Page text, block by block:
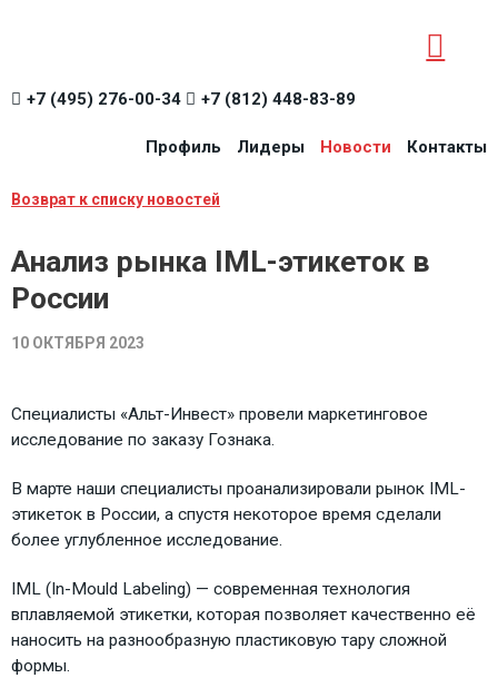
+7 (495) 276-00-34 +7 (812) 448-83-89
Профиль Лидеры Новости Контакты
Возврат к списку новостей
Анализ рынка IML-этикеток в
России
10 ОКТЯБРЯ 2023
Специалисты «Альт-Инвест» провели маркетинговое
исследование по заказу Гознака.
В марте наши специалисты проанализировали рынок IML-
этикеток в России, а спустя некоторое время сделали
более углубленное исследование.
IML (In-Mould Labeling) — современная технология
вплавляемой этикетки, которая позволяет качественно её
наносить на разнообразную пластиковую тару сложной
формы.